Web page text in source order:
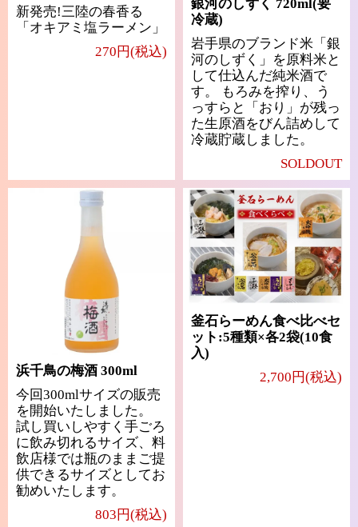
新発売!三陸の春香る
「オキアミ塩ラーメン」
270円(税込)
銀河のしずく 720ml(要
冷蔵)
岩手県のブランド米「銀
河のしずく」を原料米と
して仕込んだ純米酒で
す。 もろみを搾り、う
っすらと「おり」が残っ
た生原酒をびん詰めして
冷蔵貯蔵しました。
SOLDOUT
浜千鳥の梅酒 300ml
今回300mlサイズの販売
を開始いたしました。
試し買いしやすく手ごろ
に飲み切れるサイズ、料
飲店様では瓶のままご提
供できるサイズとしてお
勧めいたします。
803円(税込)
釜石らーめん食べ比べセ
ット:5種類×各2袋(10食
入)
2,700円(税込)